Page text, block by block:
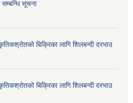
सूचना
बिक्रिका लागि शिलबन्दी दरभाउ
बिक्रिका लागि शिलबन्दी दरभाउ